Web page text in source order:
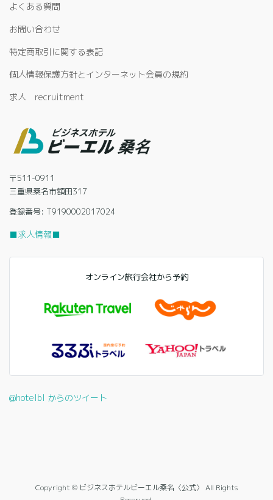
よくある質問
お問い合わせ
特定商取引に関する表記
個人情報保護方針とインターネット会員の規約
求人 recruitment
〒511-0911
三重県桑名市額田317
登録番号: T9190002017024
■求人情報■
オンライン旅行会社から予約
@hotelbl からのツイート
Copyright © ビジネスホテルビーエル桑名〈公式〉 All Rights